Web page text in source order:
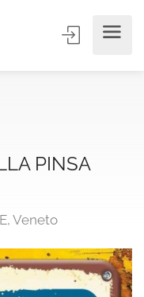
PINSA
Veneto